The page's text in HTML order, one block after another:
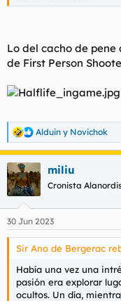
Lo del cacho de
de First Person
R
e
a
c
c
i
e
s
Alduin y Novichok
miliu
Cronista
30 Jun 2023
Sir Ano de Bergerac
Había una vez una
pasión era explorar
ocultos. Un día,